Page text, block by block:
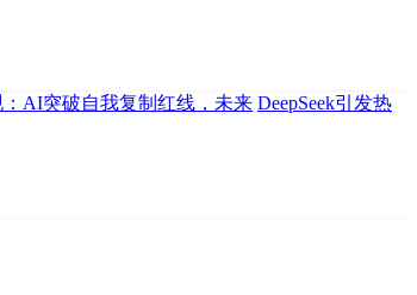
AI突破自我复制红线，未来 DeepSeek引发热